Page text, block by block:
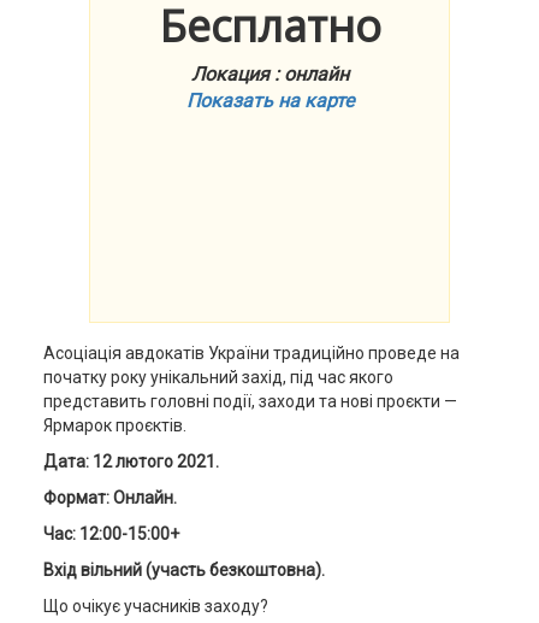
Бесплатно
Локация : онлайн
Показать на карте
Асоціація авдокатів України традиційно проведе на
початку року унікальний захід, під час якого
представить головні події, заходи та нові проєкти —
Ярмарок проєктів.
Дата: 12 лютого 2021.
Формат: Онлайн.
Час: 12:00-15:00+
Вхід вільний (участь безкоштовна).
Що очікує учасників заходу?